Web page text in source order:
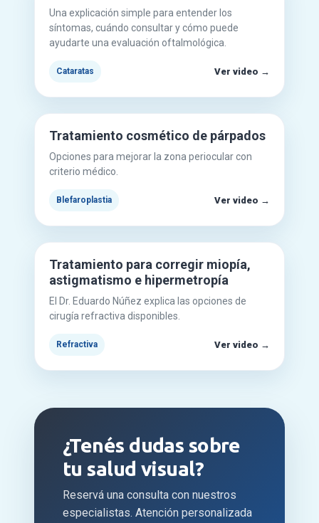
Una explicación simple para entender los
síntomas, cuándo consultar y cómo puede
ayudarte una evaluación oftalmológica.
Cataratas Ver video →
▶
Tratamiento cosmético de párpados
Opciones para mejorar la zona periocular con
criterio médico.
Blefaroplastia Ver video →
▶
Tratamiento para corregir miopía,
astigmatismo e hipermetropía
El Dr. Eduardo Núñez explica las opciones de
cirugía refractiva disponibles.
Refractiva Ver video →
¿Tenés dudas sobre
tu salud visual?
Reservá una consulta con nuestros
especialistas. Atención personalizada